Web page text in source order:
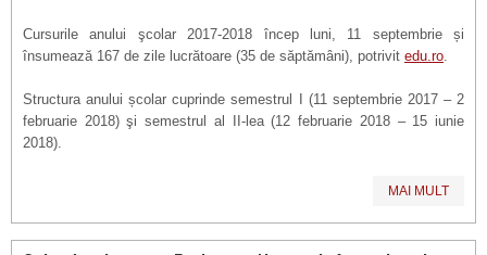
Cursurile anului şcolar 2017-2018 încep luni, 11 septembrie și
însumează 167 de zile lucrătoare (35 de săptămâni), potrivit edu.ro.
Structura anului școlar cuprinde semestrul I (11 septembrie 2017 – 2
februarie 2018) şi semestrul al II-lea (12 februarie 2018 – 15 iunie
2018).
MAI MULT